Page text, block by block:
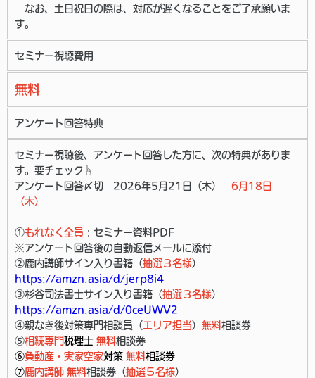
なお、土日祝日の際は、対応が遅くなることをご了承願いま
す。
セミナー視聴費用
無料
アンケート回答特典
セミナー視聴後、アンケート回答した方に、次の特典がありま
す。要チェック☝
アンケート回答〆切 2026年5月21日（木）
6月18日
（木）
①もれなく全員 ：セミナー資料PDF
※アンケート回答後の自動返信メールに添付
②鹿内講師サイン入り書籍（抽選３名様）
https://amzn.asia/d/jerp8i4
③杉谷司法書士サイン入り書籍（抽選３名様）
https://amzn.asia/d/0ceUWV2
④親なき後対策専門相談員（エリア担当） 無料相談券
⑤相続専門税理士 無料相談券
⑥負動産・実家空家対策 無料相談券
⑦鹿内講師 無料相談券（抽選５名様）